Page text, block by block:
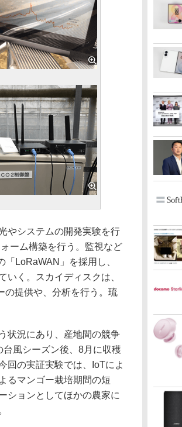
やシステムの開発実験を行
ーム構築を行う。監視など
LoRaWAN」を採用し、
いく。スカイディスクは、
の提供や、分析を行う。琉
状況にあり、産地間の競争
風シーズン後、8月に収穫
回の実証実験では、IoTによ
るマンゴー栽培期間の短
ションとしてほかの農家に